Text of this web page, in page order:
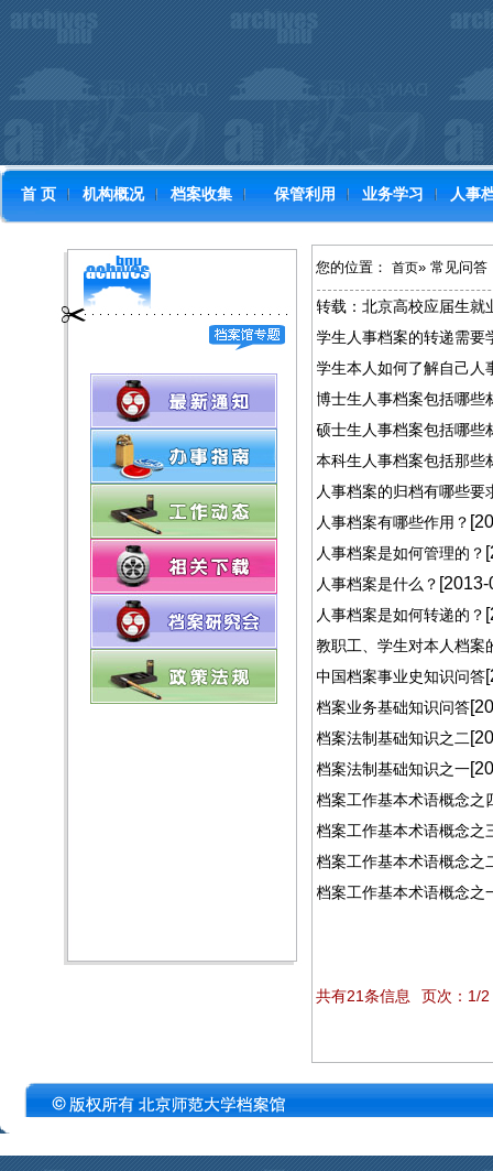
首 页 机构概况 档案收集 保管利用 业务学习 人事
您的位置：首页» 常见问答
转载：北京高校应届生就
学生人事档案的转递需要
学生本人如何了解自己人
博士生人事档案包括哪些
硕士生人事档案包括哪些
本科生人事档案包括那些
人事档案的归档有哪些要
人事档案有哪些作用？
人事档案是如何管理的？
人事档案是什么？
人事档案是如何转递的？
教职工、学生对本人档案
中国档案事业史知识问答
档案业务基础知识问答
档案法制基础知识之二
档案法制基础知识之一
档案工作基本术语概念之
档案工作基本术语概念之
档案工作基本术语概念之
档案工作基本术语概念之
共有21条信息 页次：1/2